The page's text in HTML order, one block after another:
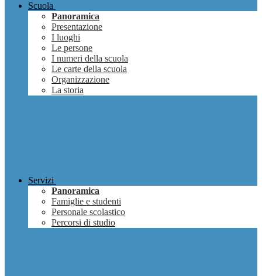
Scuola
Panoramica
Presentazione
I luoghi
Le persone
I numeri della scuola
Le carte della scuola
Organizzazione
La storia
Servizi
Panoramica
Famiglie e studenti
Personale scolastico
Percorsi di studio